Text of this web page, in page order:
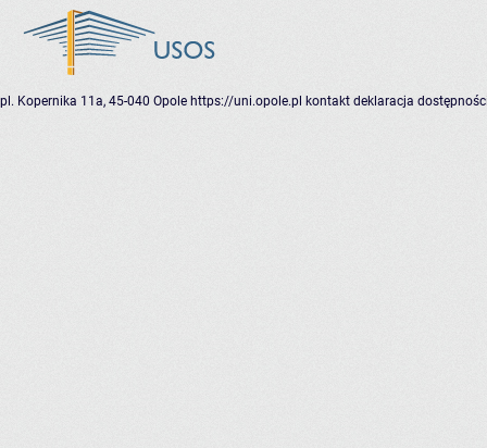
pl. Kopernika 11a, 45-040 Opole https://uni.opole.pl kontakt deklaracja